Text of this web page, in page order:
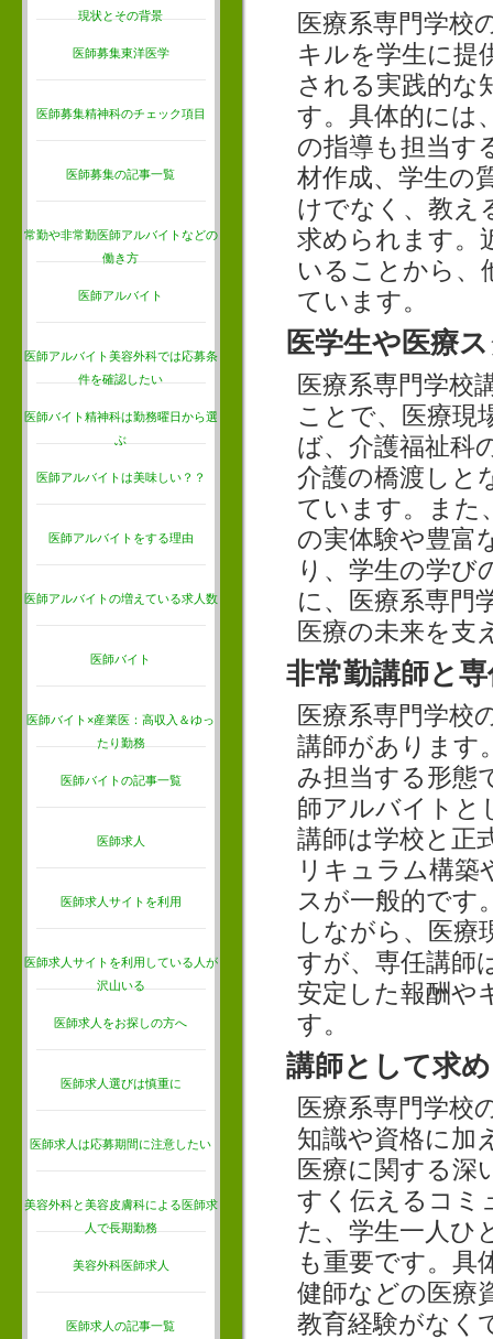
現状とその背景
医師募集東洋医学
医師募集精神科のチェック項目
医師募集の記事一覧
常勤や非常勤医師アルバイトなどの
働き方
医師アルバイト
医師アルバイト美容外科では応募条
件を確認したい
医師バイト精神科は勤務曜日から選
ぶ
医師アルバイトは美味しい？？
医師アルバイトをする理由
医師アルバイトの増えている求人数
医師バイト
医師バイト×産業医：高収入＆ゆっ
たり勤務
医師バイトの記事一覧
医師求人
医師求人サイトを利用
医師求人サイトを利用している人が
沢山いる
医師求人をお探しの方へ
医師求人選びは慎重に
医師求人は応募期間に注意したい
美容外科と美容皮膚科による医師求
人で長期勤務
美容外科医師求人
医師求人の記事一覧
医療系専門学校
キルを学生に提
される実践的な
す。具体的には
の指導も担当す
材作成、学生の
けでなく、教え
求められます。
いることから、
ています。
医学生や医療
医療系専門学校
ことで、医療現
ば、介護福祉科
介護の橋渡しと
ています。また
の実体験や豊富
り、学生の学び
に、医療系専門
医療の未来を支
非常勤講師と
医療系専門学校
講師があります
み担当する形態
師アルバイトと
講師は学校と正
リキュラム構築
スが一般的です
しながら、医療
すが、専任講師
安定した報酬や
す。
講師として求
医療系専門学校
知識や資格に加
医療に関する深
すく伝えるコミ
た、学生一人ひ
も重要です。具
健師などの医療
教育経験がなく